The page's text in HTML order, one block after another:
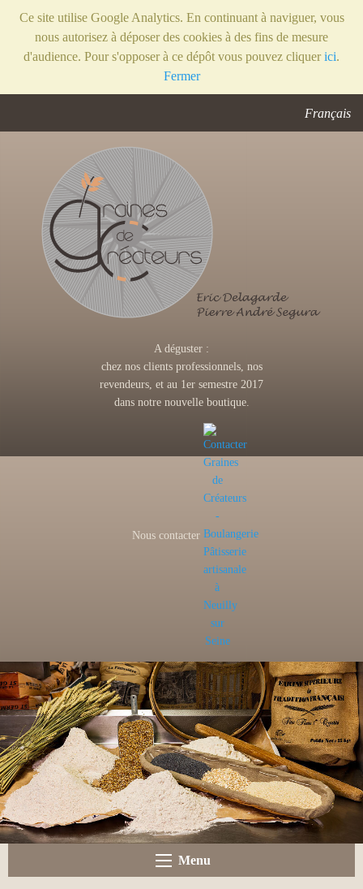
Ce site utilise Google Analytics. En continuant à naviguer, vous
nous autorisez à déposer des cookies à des fins de mesure
d'audience. Pour s'opposer à ce dépôt vous pouvez cliquerici.
Fermer
Français
A déguster :
chez nos clients professionnels, nos
revendeurs, et au 1er semestre 2017
dans notre nouvelle boutique.
Nous contacter
Menu